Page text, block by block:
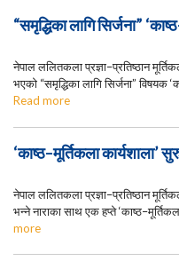
“समृद्धिका लागि सिर्जना”
नेपाल ललितकला प्रज्ञा–प्रतिष्ठान
भएको “समृद्धिका लागि सिर्जना” विषयक
Read more
‘काष्ठ–मूर्तिकला कार्यशाला’
नेपाल ललितकला प्रज्ञा–प्रतिष्ठान
भन्ने नाराका साथ एक हप्ते
more